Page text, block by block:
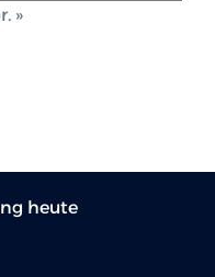
»
heute